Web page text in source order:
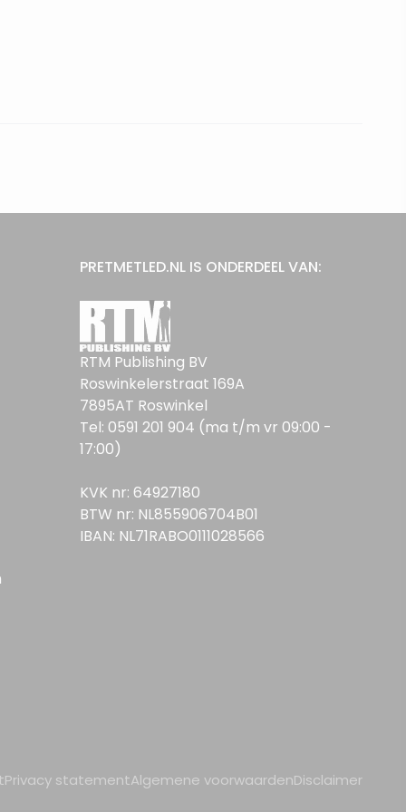
PRETMETLED.NL IS ONDERDEEL VAN:
RTM Publishing BV
Roswinkelerstraat 169A
7895AT Roswinkel
Tel: 0591 201 904 (ma t/m vr 09:00 -
17:00)
KVK nr: 64927180
BTW nr: NL855906704B01
IBAN: NL71RABO0111028566
Privacy statementAlgemene voorwaardenDisclaimer